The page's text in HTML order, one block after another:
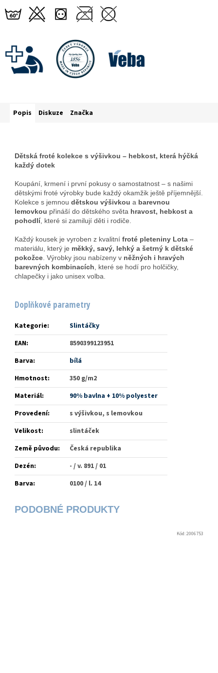
Popis Diskuze Značka
Dětská froté kolekce s výšivkou – hebkost, která hýčká
každý dotek
Koupání, krmení i první pokusy o samostatnost – s našimi
dětskými froté výrobky bude každý okamžik ještě příjemnější.
Kolekce s jemnou dětskou výšivkou a barevnou
lemovkou přináší do dětského světa hravost, hebkost a
pohodlí, které si zamilují děti i rodiče.
Každý kousek je vyroben z kvalitní froté pleteniny Lota –
materiálu, který je měkký, savý, lehký a šetrný k dětské
pokožce. Výrobky jsou nabízeny v něžných i hravých
barevných kombinacích, které se hodí pro holčičky,
chlapečky i jako unisex volba.
Doplňkové parametry
Kategorie:
Slintáčky
EAN:
8590399123951
Barva:
bílá
Hmotnost:
350 g/m2
Materiál:
90% bavlna + 10% polyester
Provedení:
s výšivkou, s lemovkou
Velikost:
slintáček
Země původu:
Česká republika
Dezén:
- / v. 891 / 01
Barva: 0100 / l. 14
Kód:2006753